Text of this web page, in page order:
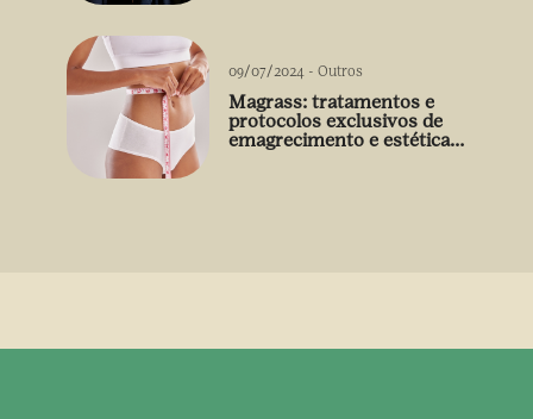
09/07/2024 - Outros
Magrass: tratamentos e
protocolos exclusivos de
emagrecimento e estética